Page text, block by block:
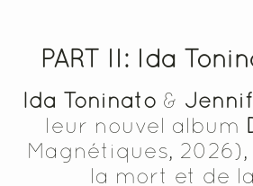
PART II: Ida
Ida Toninato &
leur nouvel album
Magnétiques,
la mort et de